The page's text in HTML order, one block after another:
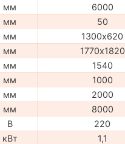
мм
6000
мм
50
мм
1300х620
мм
1770х1820
мм
1540
мм
1000
мм
2000
мм
8000
В
220
кВт
1,1